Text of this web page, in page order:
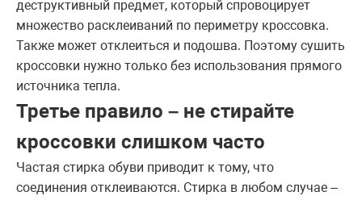
деструктивный предмет, который спровоцирует
множество расклеиваний по периметру кроссовка.
Также может отклеиться и подошва. Поэтому сушить
кроссовки нужно только без использования прямого
источника тепла.
Третье правило – не стирайте
кроссовки слишком часто
Частая стирка обуви приводит к тому, что
соединения отклеиваются. Стирка в любом случае –